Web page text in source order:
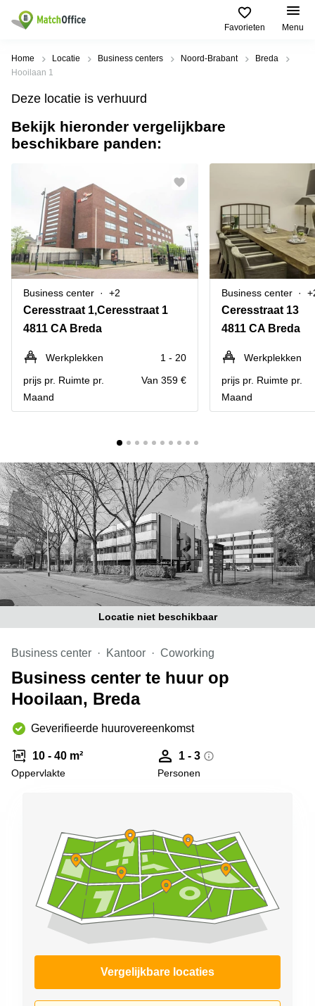
Favorieten Menu
Huren / Verhuren
Productpagina's
Kantoorruimten
Business
Coworking
Spaces
Vergaderruimten
Virtueel
Kantoor
Bedrijfsruimte
Populaire
Steden
Alkmaar
Amsterdam
Westpoort
Bergen
op
Zoom
Amersfoort
Breda
Hengelo
Hilversum
Hoofddorp
Deventer
Tilburg
Zwolle
Amsterdam
Westpoort
Populaire
zoekopdrachten
Kantoorruimte
in Breda
Bergen
Zoom
Kantoor
huren
Tiel
Kantoor
huren
Reeuwijk
Business
Arnhem
Business
center
Hilversum
Business
center
Den
Haag
Coworking
space
Breda
Coworking
in Arnhem
Coworking
Hilversum
Coworking
space
Zwolle
Kantoor
Hengelo
Bedrijfsruimte
Huren in
Nijmegen
Help
Over ons
Huurprijs
Log in
Home Locatie Business centers Noord-Brabant
Breda
Hooilaan 1
Deze locatie is verhuurd
Bekijk hieronder vergelijkbare
beschikbare panden:
Business center +2
Ceresstraat 1,Ceresstraat 1
4811 CA Breda
Werkplekken
1 - 20
prijs pr. Ruimte pr.
Maand
Van 359 €
Business center
Ceresstraat 13
4811 CA Breda
Werkplekken
prijs pr. Ruimte pr.
Maand
Locatie niet beschikbaar
Business center Kantoor Coworking
Business center te huur op
Hooilaan, Breda
Geverifieerde huurovereenkomst
10 - 40 m²
Oppervlakte
1 - 3
Personen
Vergelijkbare locaties